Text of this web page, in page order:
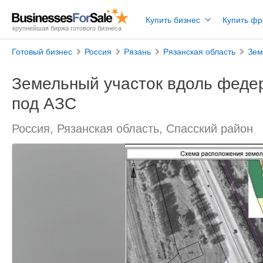
крупнейшая биржа готового бизнеса
Купить бизнес Купить
Готовый бизнес Россия Рязань Рязанская область
Земельный участок вдоль
под АЗС
Россия, Рязанская область, Спасский район